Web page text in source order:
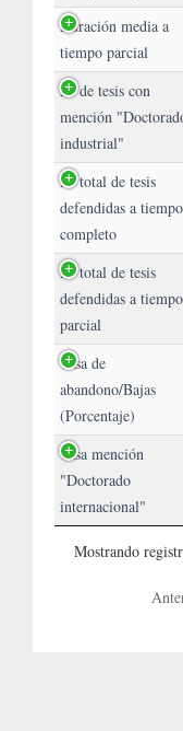
Duración media a
tiempo parcial
Nº de tesis con
mención
industrial"
Nº total de tesis
defendidas a tiempo
completo
Nº total de tesis
defendidas a tiempo
parcial
Tasa de
abandono/Bajas
(Porcentaje)
Tasa mención
"Doctorado
internacional"
Mostrando